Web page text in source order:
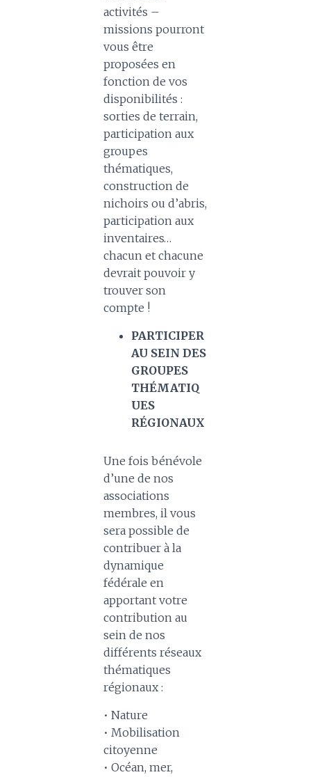
activités –
missions pourront
vous être
proposées en
fonction de vos
disponibilités :
sorties de terrain,
participation aux
groupes
thématiques,
construction de
nichoirs ou d’abris,
participation aux
inventaires…
chacun et chacune
devrait pouvoir y
trouver son
compte !
PARTICIPER
AU SEIN DES
GROUPES
THÉMATIQ
UES
RÉGIONAUX
Une fois bénévole
d’une de nos
associations
membres, il vous
sera possible de
contribuer à la
dynamique
fédérale en
apportant votre
contribution au
sein de nos
différents réseaux
thématiques
régionaux :
• Nature
• Mobilisation
citoyenne
• Océan, mer,